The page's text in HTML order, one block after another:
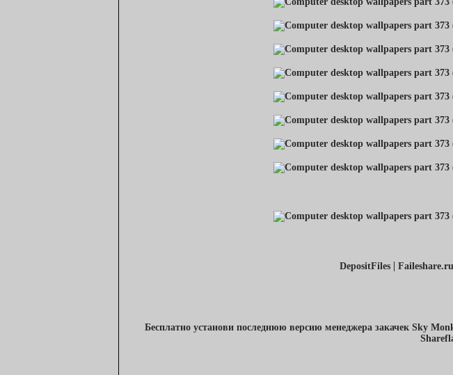
DepositFiles | Faileshare.ru
Бесплатно установи последнюю версию менеджера закачек Sky